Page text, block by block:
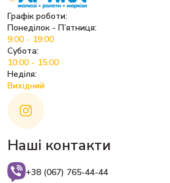
Графік роботи:
Понеділок - П’ятниця:
9:00 - 19:00
Субота:
10:00 - 15:00
Неділя:
Вихідний
Наші контакти
+38 (067) 765-44-44